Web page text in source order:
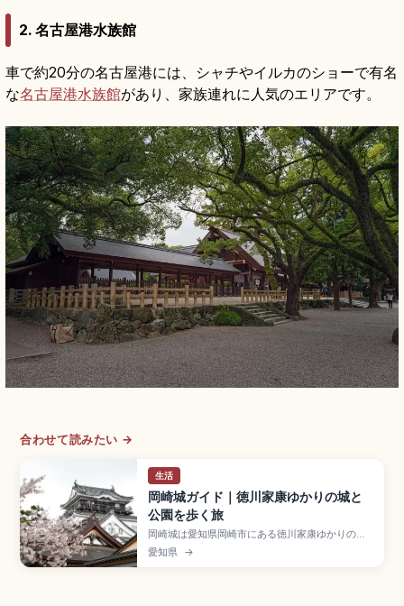
2. 名古屋港水族館
車で約20分の名古屋港には、シャチやイルカのショーで有名
な名古屋港水族館があり、家族連れに人気のエリアです。
合わせて読みたい →
生活
岡崎城ガイド｜徳川家康ゆかりの城と
公園を歩く旅
岡崎城は愛知県岡崎市にある徳川家康ゆかりの城
で、家康(竹千代)誕生の地と伝わり「龍城」とも呼
ばれる歴史スポット。15世紀中頃に西郷頼嗣が築
愛知県 →